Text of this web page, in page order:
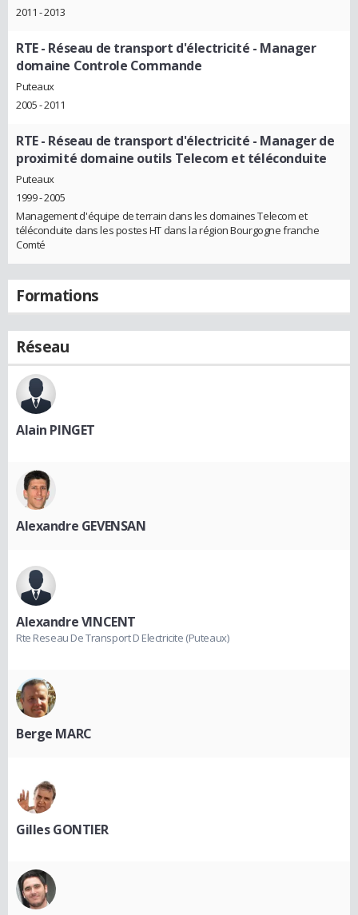
2011 - 2013
RTE - Réseau de transport d'électricité - Manager
domaine Controle Commande
Puteaux
2005 - 2011
RTE - Réseau de transport d'électricité - Manager de
proximité domaine outils Telecom et téléconduite
Puteaux
1999 - 2005
Management d'équipe de terrain dans les domaines Telecom et
téléconduite dans les postes HT dans la région Bourgogne franche
Comté
Formations
Réseau
Alain PINGET
Alexandre GEVENSAN
Alexandre VINCENT
Rte Reseau De Transport D Electricite (Puteaux)
Berge MARC
Gilles GONTIER